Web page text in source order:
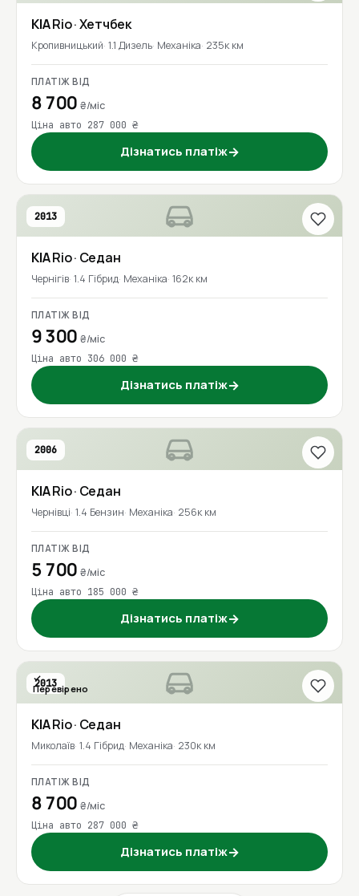
KIARio· Хетчбек
Кропивницький 1.1 Дизель Механіка 235к км
ПЛАТІЖ ВІД
8 700₴/міс
Ціна авто 287 000 ₴
Дізнатись платіж→
2013
KIARio· Седан
Чернігів 1.4 Гібрид Механіка 162к км
ПЛАТІЖ ВІД
9 300₴/міс
Ціна авто 306 000 ₴
Дізнатись платіж→
2006
KIARio· Седан
Чернівці 1.4 Бензин Механіка 256к км
ПЛАТІЖ ВІД
5 700₴/міс
Ціна авто 185 000 ₴
Дізнатись платіж→
2013
Перевірено
KIARio· Седан
Миколаїв 1.4 Гібрид Механіка 230к км
ПЛАТІЖ ВІД
8 700₴/міс
Ціна авто 287 000 ₴
Дізнатись платіж→